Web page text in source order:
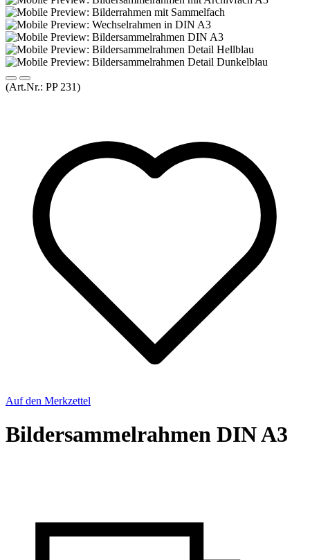
(Art.Nr.: PP 231)
Auf den Merkzettel
Bildersammelrahmen DIN A3